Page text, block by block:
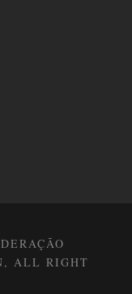
ALL RIGHT